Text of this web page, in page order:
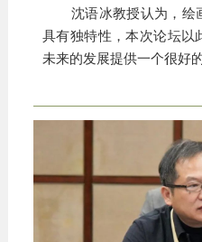
沈语冰教授认为，绘
具有独特性，本次论坛以
未来的发展提供一个很好